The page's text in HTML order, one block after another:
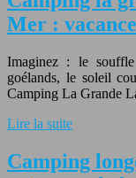
Mer :
Imaginez : le
goélands, le soleil
Camping La Grande
Lire la suite
Camping